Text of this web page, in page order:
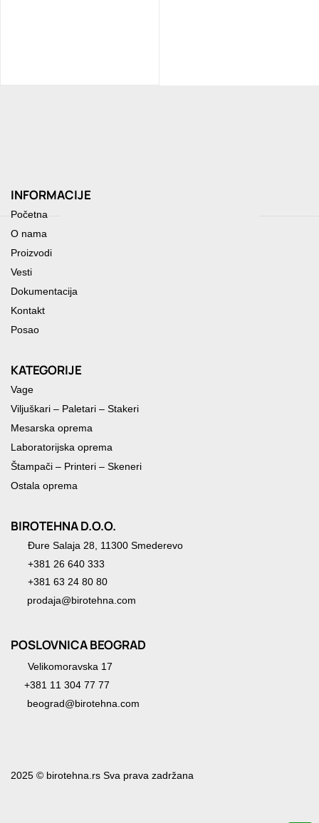
INFORMACIJE
Početna
O nama
Proizvodi
Vesti
Dokumentacija
Kontakt
Posao
KATEGORIJE
Vage
Viljuškari – Paletari – Stakeri
Mesarska oprema
Laboratorijska oprema
Štampači – Printeri – Skeneri
Ostala oprema
BIROTEHNA D.O.O.
Đure Salaja 28, 11300 Smederevo
+381 26 640 333
+381 63 24 80 80
prodaja@birotehna.com
POSLOVNICA BEOGRAD
Velikomoravska 17
+381 11 304 77 77
beograd@birotehna.com
2025 © birotehna.rs Sva prava zadržana